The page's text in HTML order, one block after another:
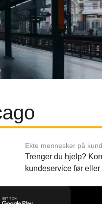
Ekte mennesker på
Trenger du hjelp?
kundeservice før